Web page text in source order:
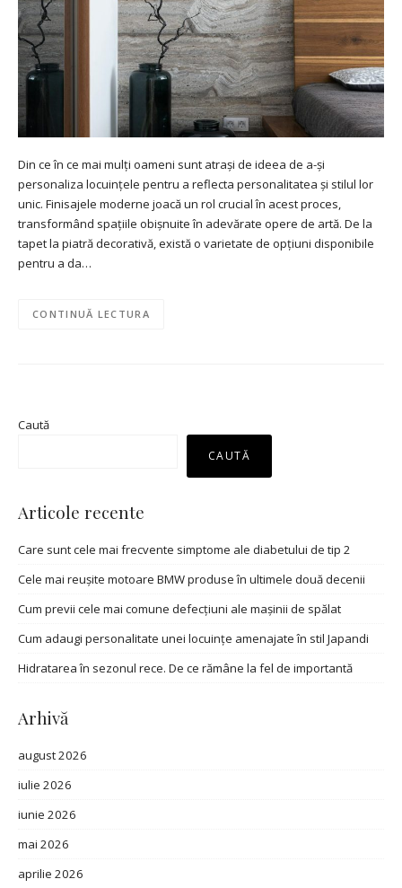
Din ce în ce mai mulți oameni sunt atrași de ideea de a-și
personaliza locuințele pentru a reflecta personalitatea și stilul lor
unic. Finisajele moderne joacă un rol crucial în acest proces,
transformând spațiile obișnuite în adevărate opere de artă. De la
tapet la piatră decorativă, există o varietate de opțiuni disponibile
pentru a da…
CONTINUĂ LECTURA
Caută
CAUTĂ
Articole recente
Care sunt cele mai frecvente simptome ale diabetului de tip 2
Cele mai reușite motoare BMW produse în ultimele două decenii
Cum previi cele mai comune defecțiuni ale mașinii de spălat
Cum adaugi personalitate unei locuințe amenajate în stil Japandi
Hidratarea în sezonul rece. De ce rămâne la fel de importantă
Arhivă
august 2026
iulie 2026
iunie 2026
mai 2026
aprilie 2026